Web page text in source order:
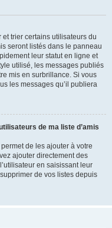
trier certains utilisateurs du
seront listés dans le panneau
leur statut en ligne et
utilisé, les messages publiés
mis en surbrillance. Si vous
les messages qu’il publiera
de ma liste d’amis
de les ajouter à votre
ajouter directement des
en saisissant leur
de vos listes depuis